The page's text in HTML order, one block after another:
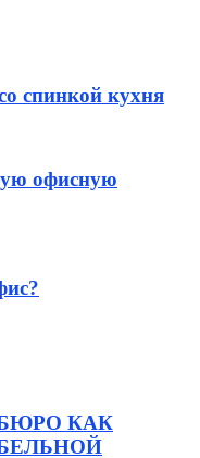
спинкой кухня
офисную
КАК